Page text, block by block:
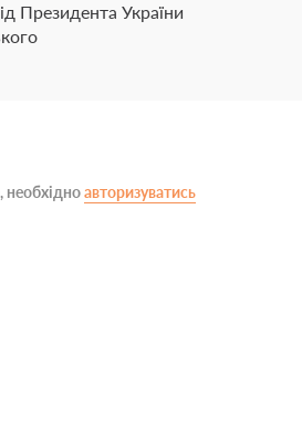
Президента України
авторизуватись